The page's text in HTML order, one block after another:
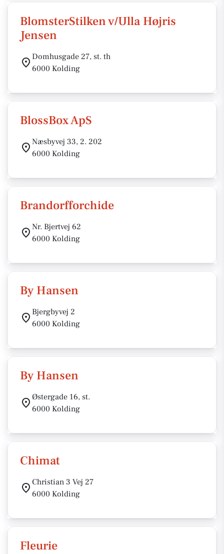
BlomsterStilken v/Ulla Højris
Jensen
Domhusgade 27, st. th
6000 Kolding
BlossBox ApS
Næsbyvej 33, 2. 202
6000 Kolding
Brandorfforchide
Nr. Bjertvej 62
6000 Kolding
By Hansen
Bjergbyvej 2
6000 Kolding
By Hansen
Østergade 16, st.
6000 Kolding
Chimat
Christian 3 Vej 27
6000 Kolding
Fleurie